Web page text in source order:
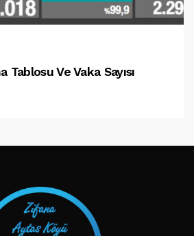
Tablosu Ve Vaka Sayısı
TAKIP ET